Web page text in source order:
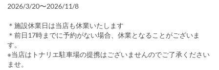
2026/3/20〜2026/11/8
＊施設休業日は当店も休業いたします
＊前日17時までに予約がない場合、休業となることがございま
す。
※当店はトナリエ駐車場の提携はございませんのでご了承ください
ませ。